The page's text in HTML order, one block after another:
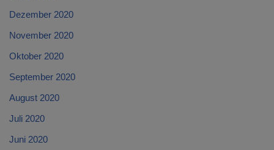
Dezember 2020
November 2020
Oktober 2020
September 2020
August 2020
Juli 2020
Juni 2020